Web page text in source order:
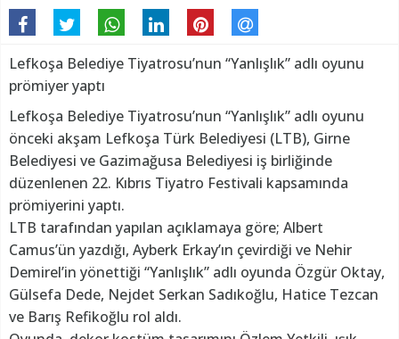
Lefkoşa Belediye Tiyatrosu’nun “Yanlışlık” adlı oyunu
prömiyer yaptı
Lefkoşa Belediye Tiyatrosu’nun “Yanlışlık” adlı oyunu
önceki akşam Lefkoşa Türk Belediyesi (LTB), Girne
Belediyesi ve Gazimağusa Belediyesi iş birliğinde
düzenlenen 22. Kıbrıs Tiyatro Festivali kapsamında
prömiyerini yaptı.
LTB tarafından yapılan açıklamaya göre; Albert
Camus’ün yazdığı, Ayberk Erkay’ın çevirdiği ve Nehir
Demirel’in yönettiği “Yanlışlık” adlı oyunda Özgür Oktay,
Gülsefa Dede, Nejdet Serkan Sadıkoğlu, Hatice Tezcan
ve Barış Refikoğlu rol aldı.